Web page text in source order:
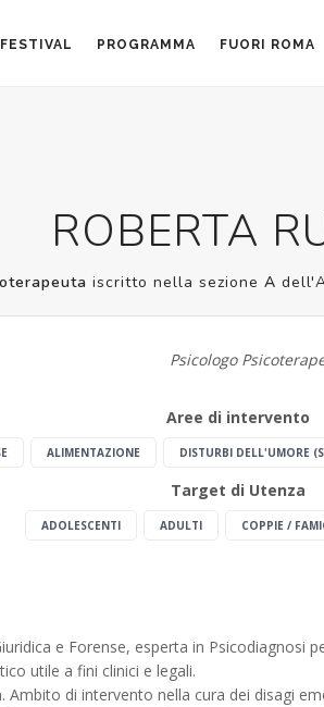
FESTIVAL PROGRAMMA FUORI ROMA
ROBERTA
iscritto nella sezioneA
Psicologo
Aree di intervento
ALIMENTAZIONE DISTURBI DELL'UMORE
Target di Utenza
ADOLESCENTI ADULTI COPPIE /
e Forense, esperta in Psicodiagnosi
utile a fini clinici e legali.
di intervento nella cura dei disagi